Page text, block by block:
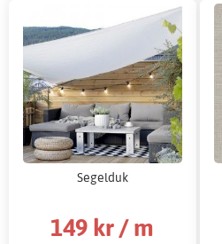
Segelduk
149 kr / m